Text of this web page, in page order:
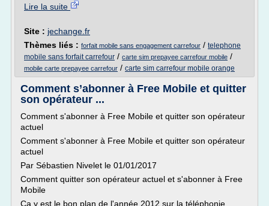
Lire la suite
Site : jechange.fr
Thèmes liés : forfait mobile sans engagement carrefour / telephone
mobile sans forfait carrefour / carte sim prepayee carrefour mobile /
mobile carte prepayee carrefour / carte sim carrefour mobile orange
Comment s’abonner à Free Mobile et quitter
son opérateur ...
Comment s'abonner à Free Mobile et quitter son opérateur
actuel
Comment s'abonner à Free Mobile et quitter son opérateur
actuel
Par Sébastien Nivelet le 01/01/2017
Comment quitter son opérateur actuel et s'abonner à Free
Mobile
Ça y est le bon plan de l'année 2012 sur la téléphonie